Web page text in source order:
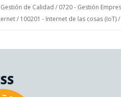
de Calidad / 0720 - Gestión
/ 100201 - Internet de las cosas (IoT)/